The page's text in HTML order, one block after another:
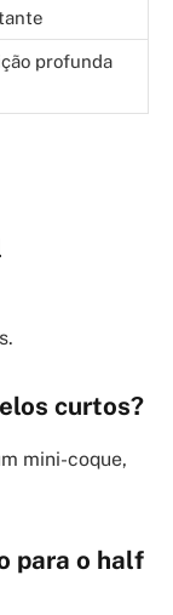
profunda
curtos?
mini-coque,
para o half